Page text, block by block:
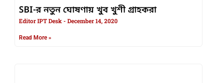
SBI-র নতুন ঘোষণায় খুব খুশী গ্রাহকরা
Editor IPT Desk December 14, 2020
Read More »